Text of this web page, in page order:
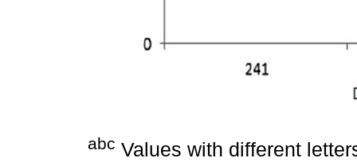
abc Values with different